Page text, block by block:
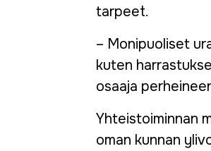
tarpeet.
– Monipuoliset
kuten
osaaja
Yhteistoiminnan
oman kunnan